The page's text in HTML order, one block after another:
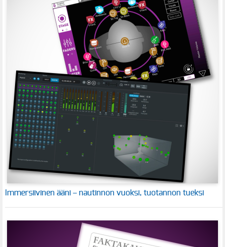
Immersiivinen ääni – nautinnon vuoksi, tuotannon tueksi